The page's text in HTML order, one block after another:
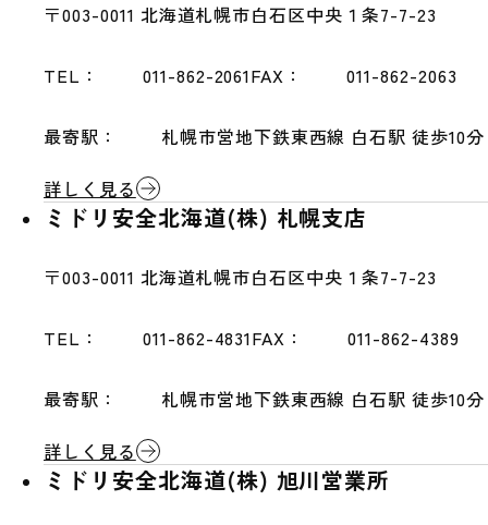
〒003-0011 北海道札幌市白石区中央１条7-7-23
TEL： 011-862-2061FAX： 011-862-2063
最寄駅：
札幌市営地下鉄東西線 白石駅 徒歩10分
詳しく見る
ミドリ安全北海道(株) 札幌支店
〒003-0011 北海道札幌市白石区中央１条7-7-23
TEL： 011-862-4831FAX： 011-862-4389
最寄駅：
札幌市営地下鉄東西線 白石駅 徒歩10分
詳しく見る
ミドリ安全北海道(株) 旭川営業所